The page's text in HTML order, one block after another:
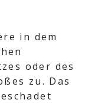
in dem
oder des
zu. Das